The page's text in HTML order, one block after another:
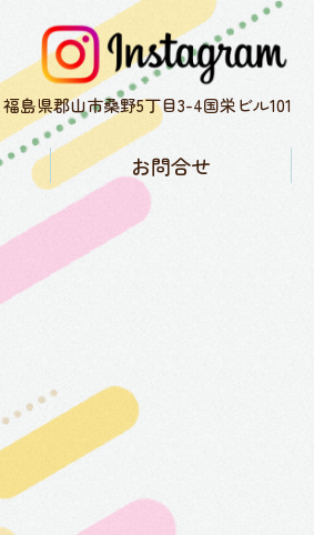
福島県郡山市桑野5丁目3-4国栄ビル101
お問合せ